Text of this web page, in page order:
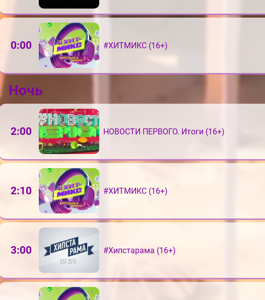
0:00 #ХИТМИКС (16+)
Ночь
2:00 НОВОСТИ ПЕРВОГО. Итоги (16+)
2:10 #ХИТМИКС (16+)
3:00 #Хипстарама (16+)